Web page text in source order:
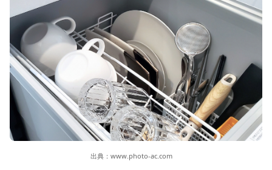
出典： www.photo-ac.com